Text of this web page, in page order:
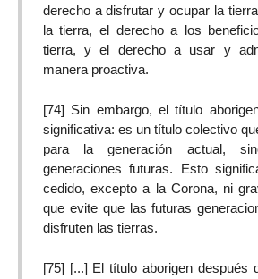
derecho a disfrutar y ocupar la
la tierra, el derecho a los
tierra, y el derecho a usar y
manera proactiva.
[74] Sin embargo, el título
significativa: es un título colectivo
para la generación actual,
generaciones futuras. Esto
cedido, excepto a la Corona, ni
que evite que las futuras
disfruten las tierras.
[75] [...] El título aborigen después